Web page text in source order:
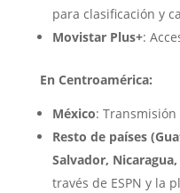
para clasificación y
Movistar Plus+:
En Centroamérica:
México: Transmisión
Resto de países
Salvador, Nicaragua,
través de ESPN y la